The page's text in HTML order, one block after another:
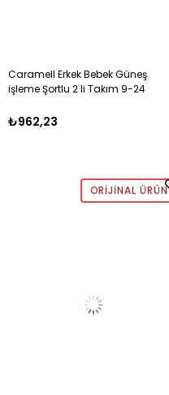
Caramell Erkek Bebek Güneş
işleme Şortlu 2 li Takım 9-24
₺962,23
ORIJINAL ÜRÜN